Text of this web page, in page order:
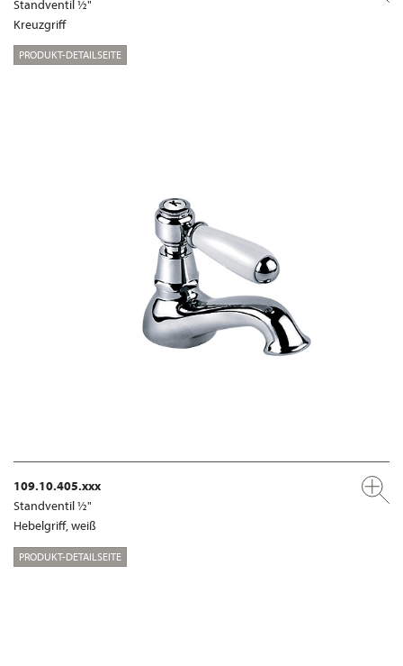
Standventil ½"
Kreuzgriff
PRODUKT-DETAILSEITE
109.10.405.xxx
Standventil ½"
Hebelgriff, weiß
PRODUKT-DETAILSEITE